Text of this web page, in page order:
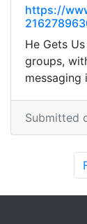
https://
He Gets
groups,
messaging
Submitted